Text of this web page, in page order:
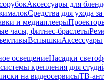
Аксессуары для
Средства для ухода
и медиаплееры
часы, фитнес-браслеты
ВспышкиАксессуары
освещениеНасадки
крепления для
на видеосервисыТВ-